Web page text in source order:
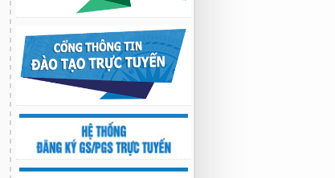
02:22 23/07/2026
Nghiên cứu chế tạo hệ thống xác định
hướng vật thể độ chính xác cao dựa trên
từ kế và vật liệu biến hóa
9:33 sáng thứ hai, 03/08/2026